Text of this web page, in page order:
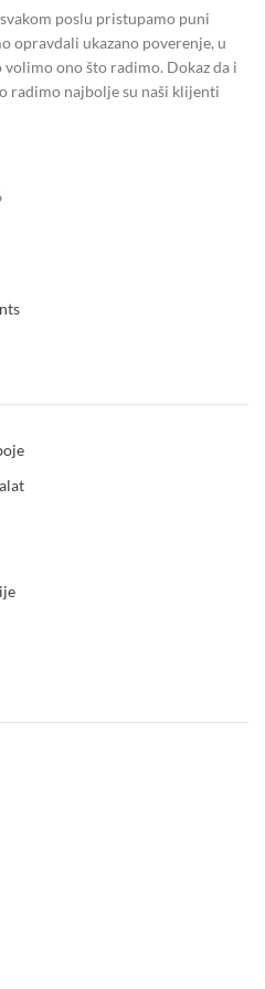
poslu pristupamo puni
opravdali ukazano poverenje, u
ono što radimo. Dokaz da i
radimo najbolje su naši klijenti